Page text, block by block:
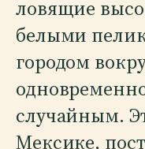
ловящие
белыми
городом
случайным.
Мексике,